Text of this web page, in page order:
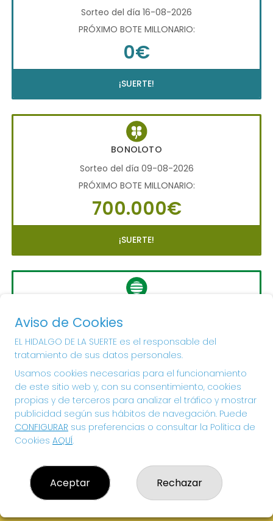
Sorteo del día 16-08-2026
PRÓXIMO BOTE MILLONARIO:
0€
¡SUERTE!
BONOLOTO
Sorteo del día 09-08-2026
PRÓXIMO BOTE MILLONARIO:
700.000€
¡SUERTE!
Sorteo del día 10-08-2026
PRÓXIMO BOTE MILLONARIO:
56.000.000€
¡SUERTE!
Aviso de Cookies
EL HIDALGO DE LA SUERTE es el responsable del
tratamiento de sus datos personales.
Usamos cookies necesarias para el funcionamiento
de este sitio web y, con su consentimiento, cookies
propias y de terceros para analizar el tráfico y mostrar
publicidad según sus hábitos de navegación. Puede
CONFIGURAR sus preferencias o consultar la Política de
Cookies AQUÍ.
Aceptar Rechazar